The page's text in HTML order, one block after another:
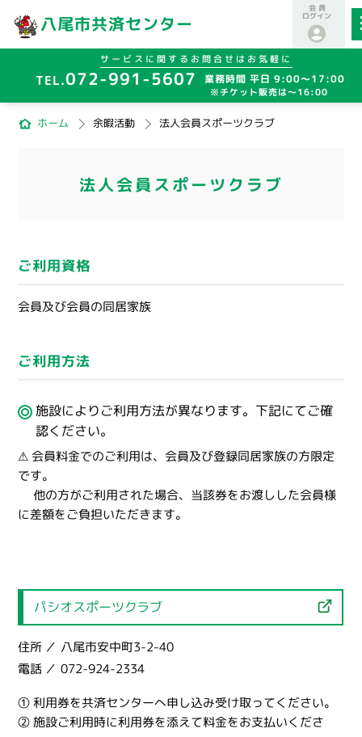
八尾市共済センター
サービスに関するお問合せはお気軽に
072-991-5607 業務時間 平日 9:00～17:00
※チケット販売は～16:00
会 員
ログイン
ホーム 余暇活動 法人会員スポーツクラブ
法人会員スポーツクラブ
ご利用資格
会員及び会員の同居家族
ご利用方法
施設によりご利用方法が異なります。下記にてご確
認ください。
⚠ 会員料金でのご利用は、会員及び登録同居家族の方限定
です。
他の方がご利用された場合、当該券をお渡しした会員様
に差額をご負担いただきます。
パシオスポーツクラブ
住所
八尾市安中町3-2-40
電話
072-924-2334
① 利用券を共済センターへ申し込み受け取ってください。
② 施設ご利用時に利用券を添えて料金をお支払いくださ